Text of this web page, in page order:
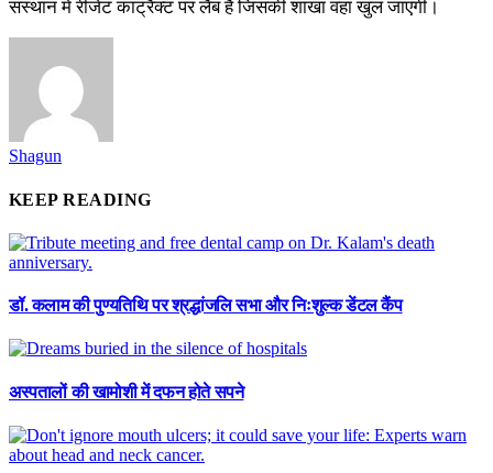
संस्थान में रीजेंट कांट्रैक्ट पर लैब है जिसकी शाखा वहां खुल जाएगी।
Shagun
KEEP READING
डॉ. कलाम की पुण्यतिथि पर श्रद्धांजलि सभा और निःशुल्क डेंटल कैंप
अस्पतालों की खामोशी में दफन होते सपने